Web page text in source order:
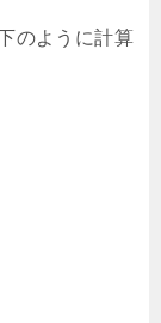
のように計算